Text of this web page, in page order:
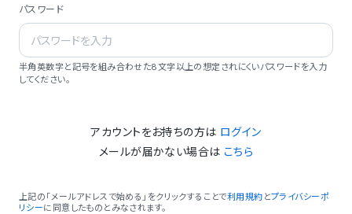
パスワード
半角英数字と記号を組み合わせた8文字以上の想定されにくいパスワードを入力
してください。
アカウントをお持ちの方は ログイン
メールが届かない場合は こちら
上記の「メールアドレスで始める」をクリックすることで利用規約 とプライバシーポ
リシーに同意したものとみなされます。